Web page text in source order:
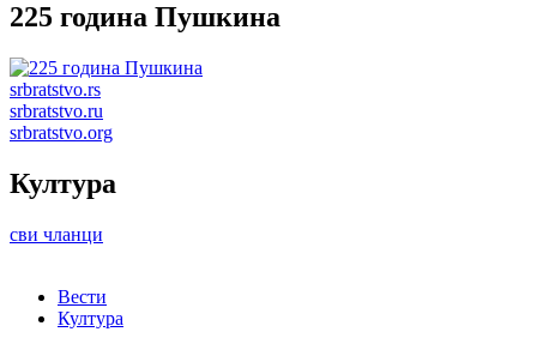
225 година Пушкина
srbratstvo.rs
srbratstvo.ru
srbratstvo.org
Култура
сви чланци
Вести
Култура